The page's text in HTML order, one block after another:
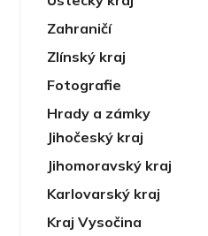
Zahraničí
Zlínský kraj
Fotografie
Hrady a zámky
Jihočeský kraj
Jihomoravský kraj
Karlovarský kraj
Kraj Vysočina